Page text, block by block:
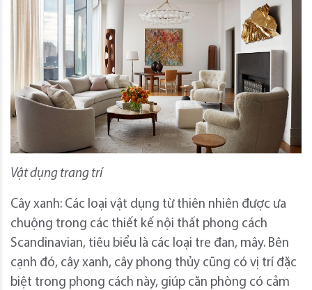
Vật dụng trang trí
Cây xanh: Các loại vật dụng từ thiên nhiên được ưa
chuộng trong các thiết kế nội thất phong cách
Scandinavian, tiêu biểu là các loại tre đan, mây. Bên
cạnh đó, cây xanh, cây phong thủy cũng có vị trí đặc
biệt trong phong cách này, giúp căn phòng có cảm